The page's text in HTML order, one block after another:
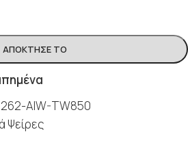
ΑΠΌΚΤΗΣΈ ΤΟ
262-AIW-TW850
Ψείρες